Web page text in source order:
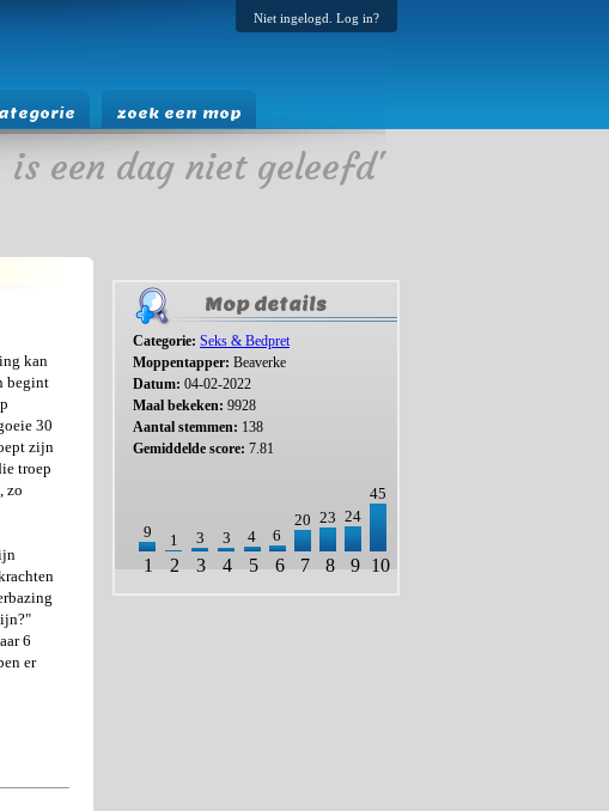
Niet ingelogd. Log in?
zoek een mop
is een dag niet geleefd'
kan
begint
30
zijn
troep
zo
6
er
Mop details
Categorie: Seks & Bedpret
Moppentapper: Beaverke
Datum: 04-02-2022
Maal bekeken: 9928
Aantal stemmen: 138
Gemiddelde score: 7.81
9 1 3 3 4 6
20 23 24
45
1 2 3 4 5 6 7 8 9 10